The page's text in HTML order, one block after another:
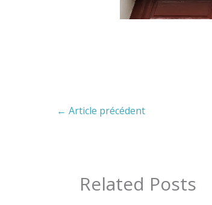
← Article précédent
Related Posts